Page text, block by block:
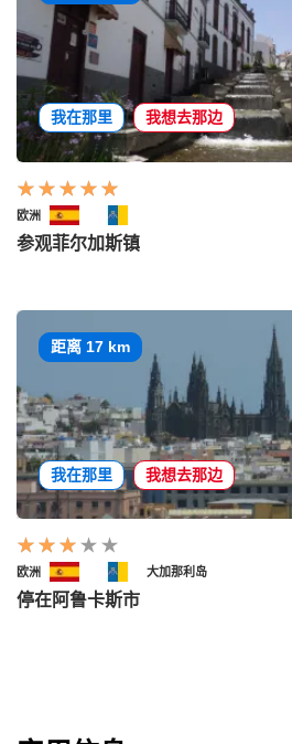
我在那里 我想去那边
欧洲
参观菲尔加斯镇
距离 17 km
我在那里 我想去那边
欧洲 大加那利岛
停在阿鲁卡斯市